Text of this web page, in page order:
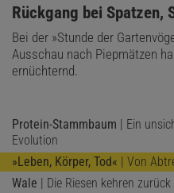
:
Rückgang bei Spatzen,
Bei der »Stunde der
Ausschau nach Piepmätzen
ernüchternd.
Protein-Stammbaum | Ein
Evolution
»Leben, Körper, Tod« | Von
Wale | Die Riesen kehren zurück